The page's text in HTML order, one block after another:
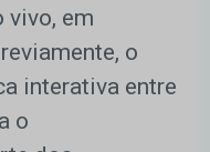
vivo, em
o
interativa entre
o